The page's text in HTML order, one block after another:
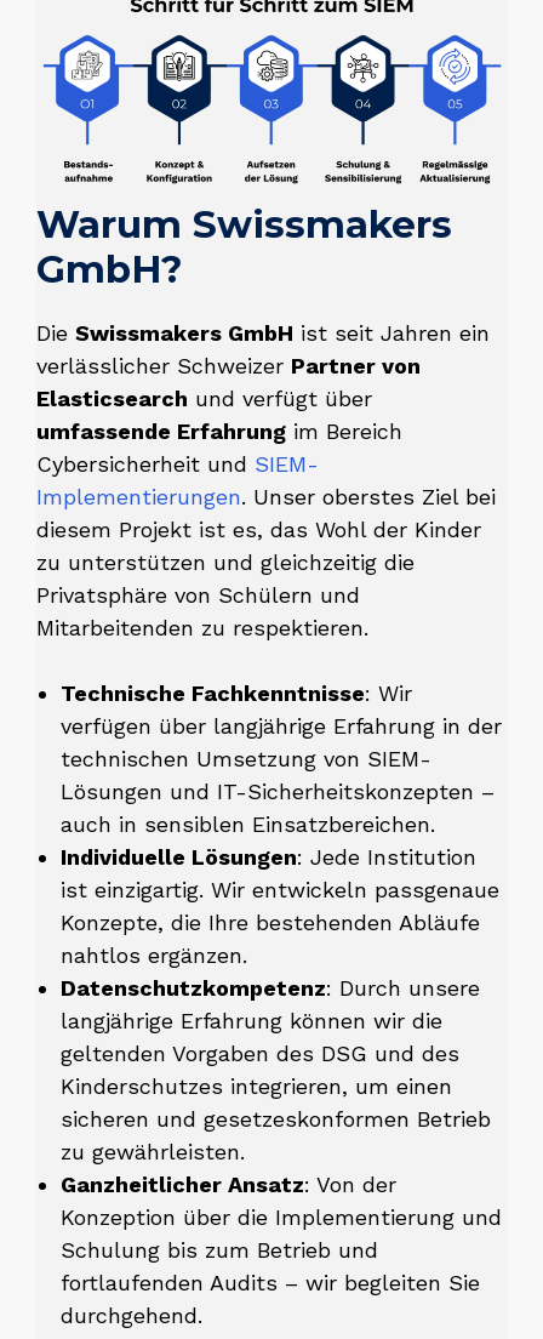
Warum Swissmakers
GmbH?
Die Swissmakers GmbH ist seit Jahren ein
verlässlicher Schweizer Partner von
Elasticsearch und verfügt über
umfassende Erfahrung im Bereich
Cybersicherheit und SIEM-
Implementierungen. Unser oberstes Ziel bei
diesem Projekt ist es, das Wohl der Kinder
zu unterstützen und gleichzeitig die
Privatsphäre von Schülern und
Mitarbeitenden zu respektieren.
Technische Fachkenntnisse: Wir
verfügen über langjährige Erfahrung in der
technischen Umsetzung von SIEM-
Lösungen und IT-Sicherheitskonzepten –
auch in sensiblen Einsatzbereichen.
Individuelle Lösungen: Jede Institution
ist einzigartig. Wir entwickeln passgenaue
Konzepte, die Ihre bestehenden Abläufe
nahtlos ergänzen.
Datenschutzkompetenz: Durch unsere
langjährige Erfahrung können wir die
geltenden Vorgaben des DSG und des
Kinderschutzes integrieren, um einen
sicheren und gesetzeskonformen Betrieb
zu gewährleisten.
Ganzheitlicher Ansatz: Von der
Konzeption über die Implementierung und
Schulung bis zum Betrieb und
fortlaufenden Audits – wir begleiten Sie
durchgehend.